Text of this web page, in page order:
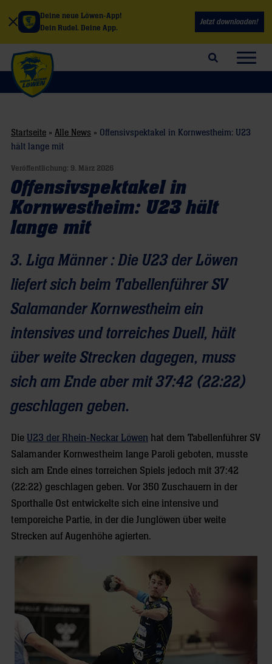
Deine neue Löwen-App!
Dein Rudel. Deine App.
Jetzt downloaden!
Suchfeld öffnen
Startseite » Alle News » Offensivspektakel in Kornwestheim: U23
hält lange mit
Veröffentlichung: 9. März 2026
Offensivspektakel in
Kornwestheim: U23 hält
lange mit
3. Liga Männer : Die U23 der Löwen
liefert sich beim Tabellenführer SV
Salamander Kornwestheim ein
intensives und torreiches Duell, hält
über weite Strecken dagegen, muss
sich am Ende aber mit 37:42 (22:22)
geschlagen geben.
Die U23 der Rhein-Neckar Löwen hat dem Tabellenführer SV
Salamander Kornwestheim lange Paroli geboten, musste
sich am Ende eines torreichen Spiels jedoch mit 37:42
(22:22) geschlagen geben. Vor 350 Zuschauern in der
Sporthalle Ost entwickelte sich eine intensive und
temporeiche Partie, in der die Junglöwen über weite
Strecken auf Augenhöhe agierten.